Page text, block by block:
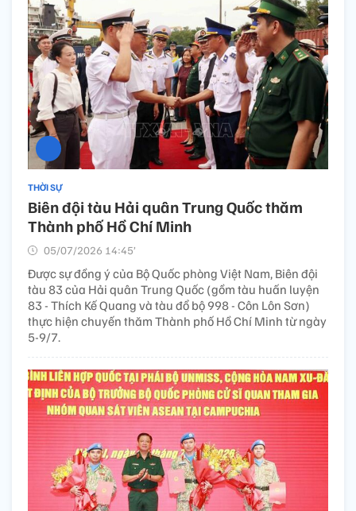
THỜI SỰ
Biên đội tàu Hải quân Trung Quốc thăm
Thành phố Hồ Chí Minh
05/07/2026 14:45’
Được sự đồng ý của Bộ Quốc phòng Việt Nam, Biên đội
tàu 83 của Hải quân Trung Quốc (gồm tàu huấn luyện
83 - Thích Kế Quang và tàu đổ bộ 998 - Côn Lôn Sơn)
thực hiện chuyến thăm Thành phố Hồ Chí Minh từ ngày
5-9/7.